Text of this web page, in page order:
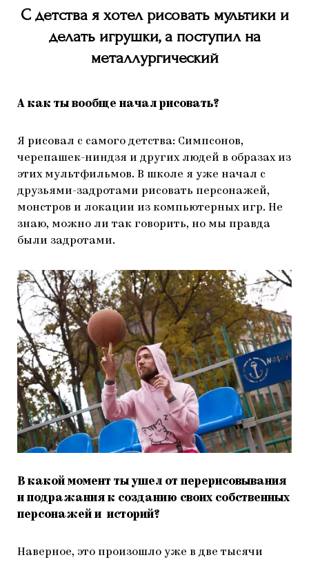
С детства я хотел рисовать мультики и
делать игрушки, а поступил на
металлургический
А как ты вообще начал рисовать?
Я рисовал с самого детства: Симпсонов,
черепашек-ниндзя и других людей в образах из
этих мультфильмов. В школе я уже начал с
друзьями-задротами рисовать персонажей,
монстров и локации из компьютерных игр. Не
знаю, можно ли так говорить, но мы правда
были задротами.
В какой момент ты ушел от перерисовывания
и подражания к созданию своих собственных
персонажей и историй?
Наверное, это произошло уже в две тысячи